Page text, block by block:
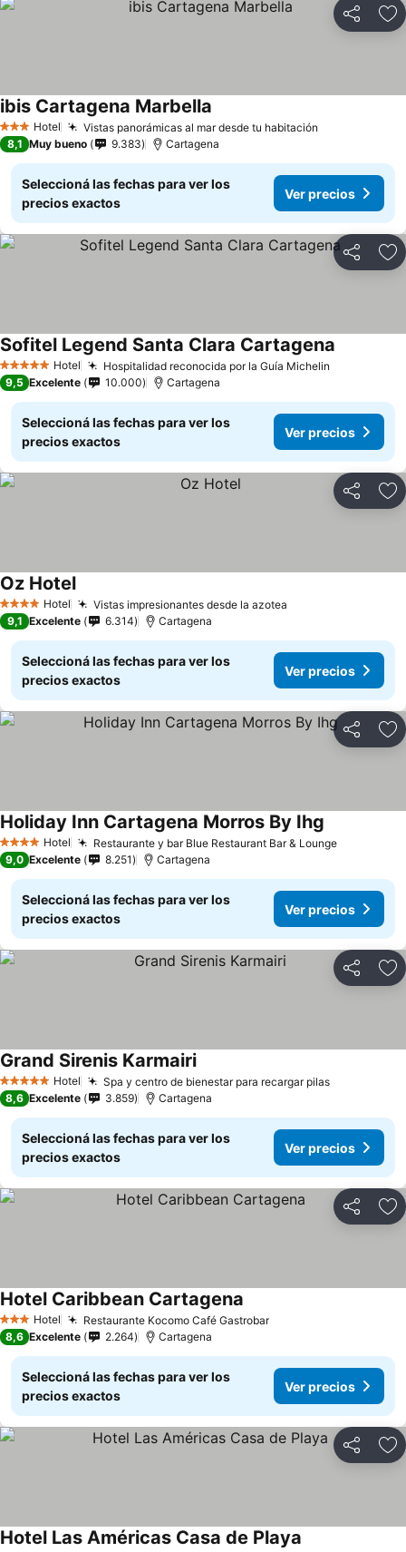
Compartir
3 Estrellas
Hotel Vistas panorámicas al mar desde tu habitación
ibis Cartagena Marbella
8,1 Muy bueno 9.383 Cartagena
Seleccioná las fechas para ver los
precios exactos
Ver precios
Compartir
5 Estrellas Hotel Hospitalidad reconocida por la Guía Michelin
Sofitel Legend Santa Clara Cartagena
9,5 Excelente 10.000 Cartagena
Seleccioná las fechas para ver los
precios exactos
Ver precios
Compartir
4 EstrellasHotel Vistas impresionantes desde la azotea
Oz Hotel
9,1 Excelente 6.314 Cartagena
Seleccioná las fechas para ver los
precios exactos
Ver precios
Compartir
4 EstrellasHotel Restaurante y bar Blue Restaurant Bar & Lounge
Holiday Inn Cartagena Morros By Ihg
9,0 Excelente 8.251 Cartagena
Seleccioná las fechas para ver los
precios exactos
Ver precios
Compartir
5 Estrellas Hotel Spa y centro de bienestar para recargar pilas
Grand Sirenis Karmairi
8,6 Excelente 3.859 Cartagena
Seleccioná las fechas para ver los
precios exactos
Ver precios
Compartir
3 Estrellas
Hotel Restaurante Kocomo Café Gastrobar
Hotel Caribbean Cartagena
8,6 Excelente 2.264 Cartagena
Seleccioná las fechas para ver los
precios exactos
Ver precios
Compartir
Hotel Las Américas Casa de Playa